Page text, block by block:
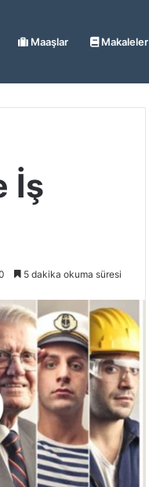
Maaşlar Makaleler
İş
5 dakika okuma süresi